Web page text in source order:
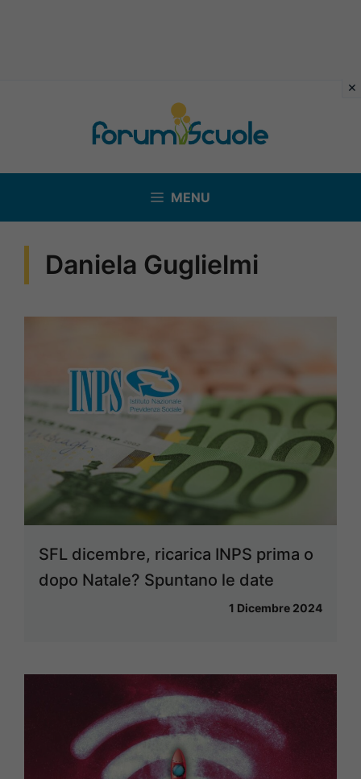
MENU
Daniela Guglielmi
SFL dicembre, ricarica INPS prima o
dopo Natale? Spuntano le date
1 Dicembre 2024